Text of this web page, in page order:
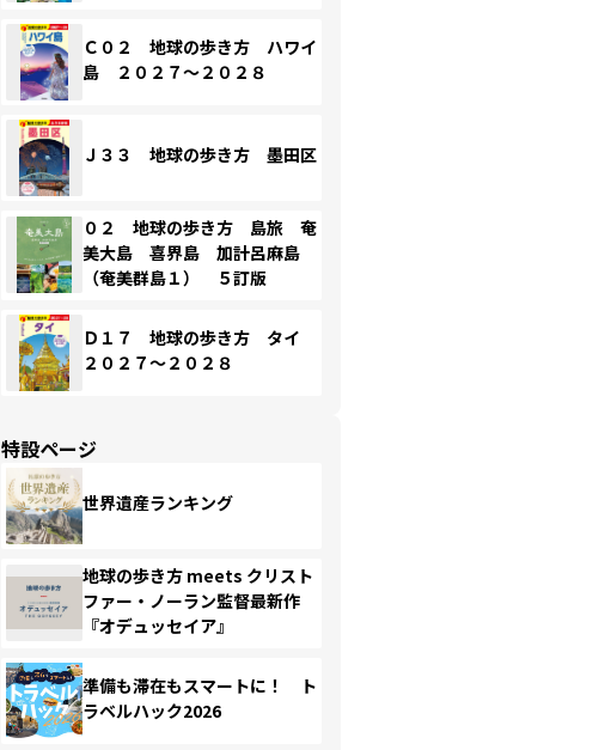
Ｃ０２ 地球の歩き方 ハワイ
島 ２０２７～２０２８
Ｊ３３ 地球の歩き方 墨田区
０２ 地球の歩き方 島旅 奄
美大島 喜界島 加計呂麻島
（奄美群島１） ５訂版
Ｄ１７ 地球の歩き方 タイ
２０２７～２０２８
特設ページ
世界遺産ランキング
地球の歩き方 meets クリスト
ファー・ノーラン監督最新作
『オデュッセイア』
準備も滞在もスマートに！ ト
ラベルハック2026